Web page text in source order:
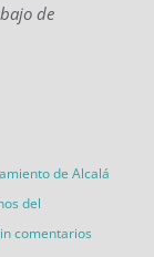
de
de Alcalá
del
comentarios